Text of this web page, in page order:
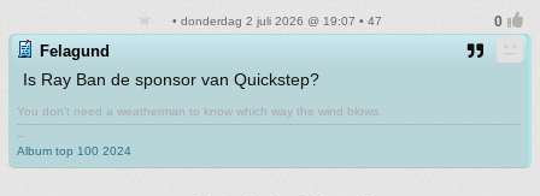
• donderdag 2 juli 2026 @ 19:07 • 47
Felagund
Is Ray Ban de sponsor van Quickstep?
You don't need a weatherman to know which way the wind blows.
-------------------------------------------------------------------------------------------------------------------------------------------
--
Album top 100 2024